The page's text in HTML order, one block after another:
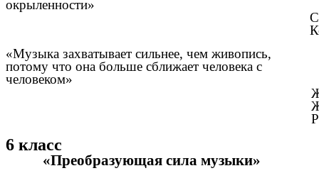
окрыленности»
«Музыка захватывает сильнее, чем живопись,
потому что она больше сближает человека с
человеком»
6 класс
«Преобразующая сила музыки»